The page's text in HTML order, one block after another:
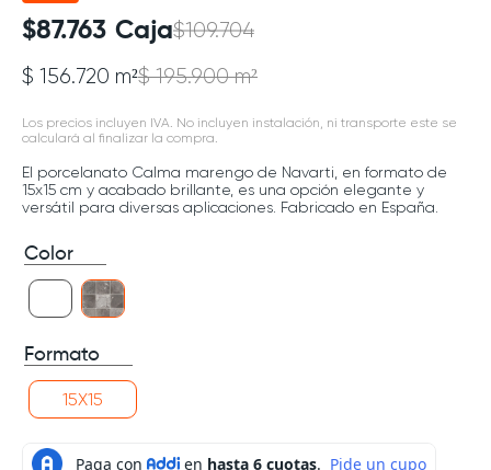
$87.763 Caja$109.704
$ 156.720 m²$ 195.900 m²
Los precios incluyen IVA. No incluyen instalación, ni transporte este se
calculará al finalizar la compra.
El porcelanato Calma marengo de Navarti, en formato de
15x15 cm y acabado brillante, es una opción elegante y
versátil para diversas aplicaciones. Fabricado en España.
Color
Formato
15X15